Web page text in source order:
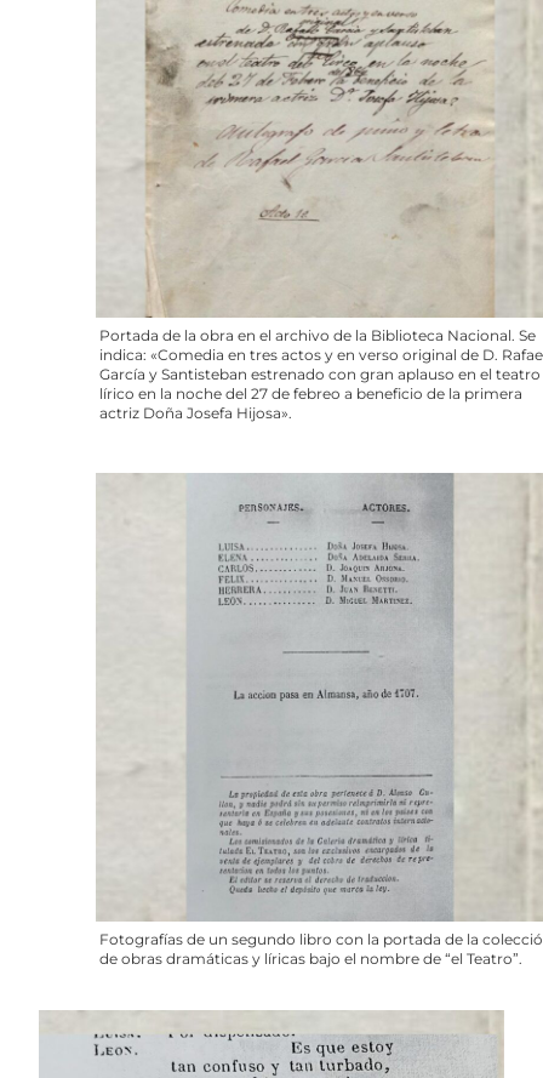
Portada de la obra en el archivo de la Biblioteca Nacional. Se
indica: «Comedia en tres actos y en verso original de D.
García y Santisteban estrenado con gran aplauso en el teatro
lírico en la noche del 27 de febreo a beneficio de la primera
actriz Doña Josefa Hijosa».
Fotografías de un segundo libro con la portada de la
de obras dramáticas y líricas bajo el nombre de “el Teatro”.